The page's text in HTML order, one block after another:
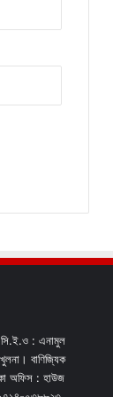
সি.ই.ও : এনামুল
বাণিজ্যিক
অফিস : হাউজ